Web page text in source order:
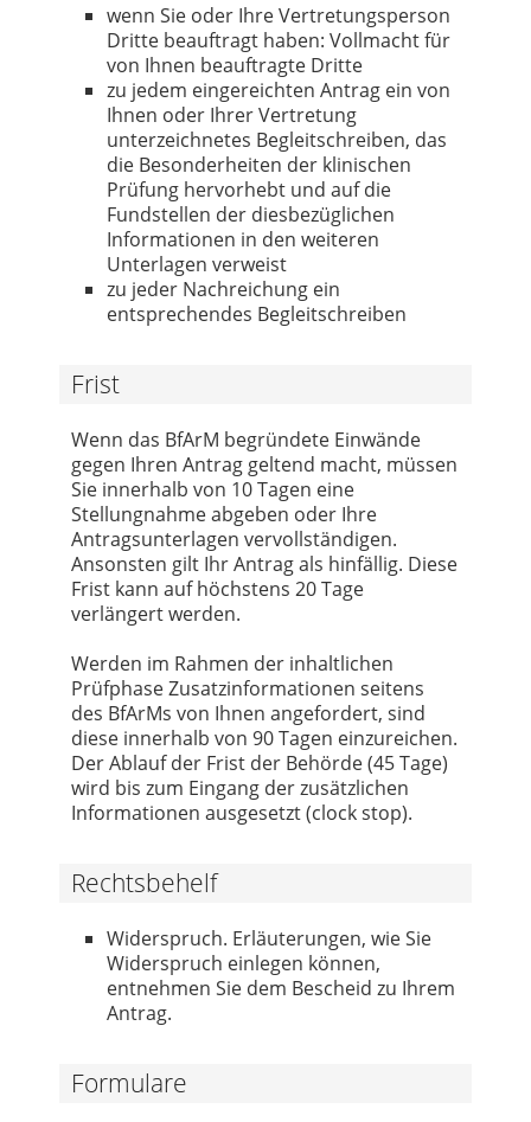
wenn Sie oder Ihre Vertretungsperson
Dritte beauftragt haben: Vollmacht für
von Ihnen beauftragte Dritte
zu jedem eingereichten Antrag ein von
Ihnen oder Ihrer Vertretung
unterzeichnetes Begleitschreiben, das
die Besonderheiten der klinischen
Prüfung hervorhebt und auf die
Fundstellen der diesbezüglichen
Informationen in den weiteren
Unterlagen verweist
zu jeder Nachreichung ein
entsprechendes Begleitschreiben
Frist
Wenn das BfArM begründete Einwände
gegen Ihren Antrag geltend macht, müssen
Sie innerhalb von 10 Tagen eine
Stellungnahme abgeben oder Ihre
Antragsunterlagen vervollständigen.
Ansonsten gilt Ihr Antrag als hinfällig. Diese
Frist kann auf höchstens 20 Tage
verlängert werden.
Werden im Rahmen der inhaltlichen
Prüfphase Zusatzinformationen seitens
des BfArMs von Ihnen angefordert, sind
diese innerhalb von 90 Tagen einzureichen.
Der Ablauf der Frist der Behörde (45 Tage)
wird bis zum Eingang der zusätzlichen
Informationen ausgesetzt (clock stop).
Rechtsbehelf
Widerspruch. Erläuterungen, wie Sie
Widerspruch einlegen können,
entnehmen Sie dem Bescheid zu Ihrem
Antrag.
Formulare